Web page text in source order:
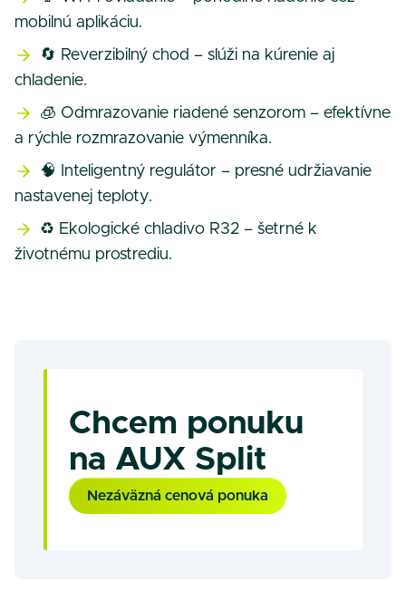
mobilnú aplikáciu.
🔄 Reverzibilný chod – slúži na kúrenie aj
chladenie.
🧊 Odmrazovanie riadené senzorom – efektívne
a rýchle rozmrazovanie výmenníka.
🧠 Inteligentný regulátor – presné udržiavanie
nastavenej teploty.
♻️ Ekologické chladivo R32 – šetrné k
životnému prostrediu.
Chcem ponuku
na AUX Split
Nezáväzná cenová ponuka